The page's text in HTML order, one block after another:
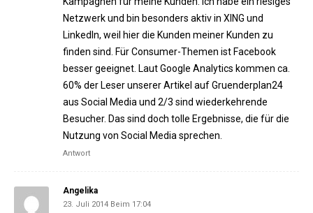
Netzwerk und bin besonders aktiv in XING und
LinkedIn, weil hier die Kunden meiner Kunden zu
finden sind. Für Consumer-Themen ist Facebook
besser geeignet. Laut Google Analytics kommen ca.
60% der Leser unserer Artikel auf Gruenderplan24
aus Social Media und 2/3 sind wiederkehrende
Besucher. Das sind doch tolle Ergebnisse, die für die
Nutzung von Social Media sprechen.
Antwort
Angelika
23. Juli 2014 Beim 17:04